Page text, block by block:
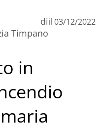
di
Timpano
il 03/12/2022
in